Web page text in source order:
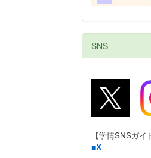
SNS
【学情SNSガイ
■X